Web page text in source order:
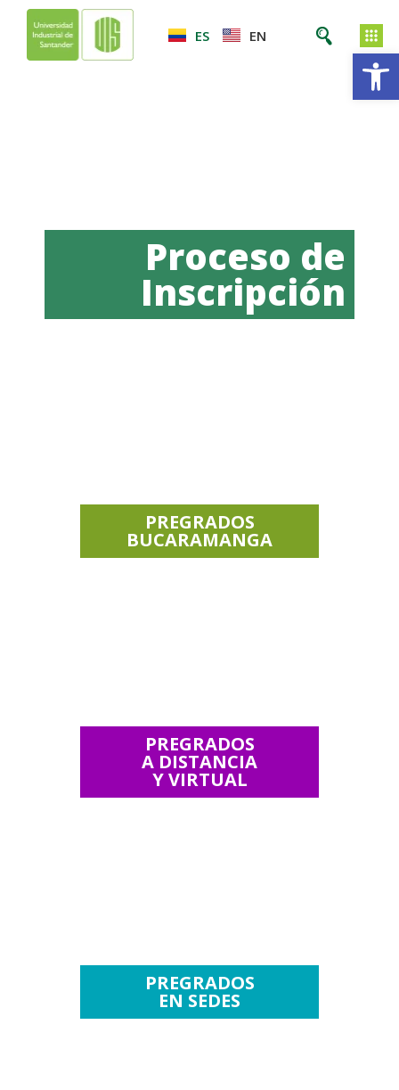
ES EN
Proceso de
Inscripción
PREGRADOS
BUCARAMANGA
PREGRADOS
A DISTANCIA
Y VIRTUAL
PREGRADOS
EN SEDES